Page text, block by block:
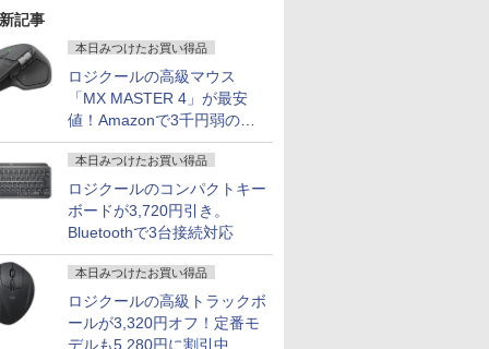
記事
本日みつけたお買い得品
ロジクールの高級マウス
「MX MASTER 4」が最安
値！Amazonで3千円弱の割
引
本日みつけたお買い得品
ロジクールのコンパクトキー
ボードが3,720円引き。
Bluetoothで3台接続対応
本日みつけたお買い得品
ロジクールの高級トラックボ
ールが3,320円オフ！定番モ
デルも5,280円に割引中